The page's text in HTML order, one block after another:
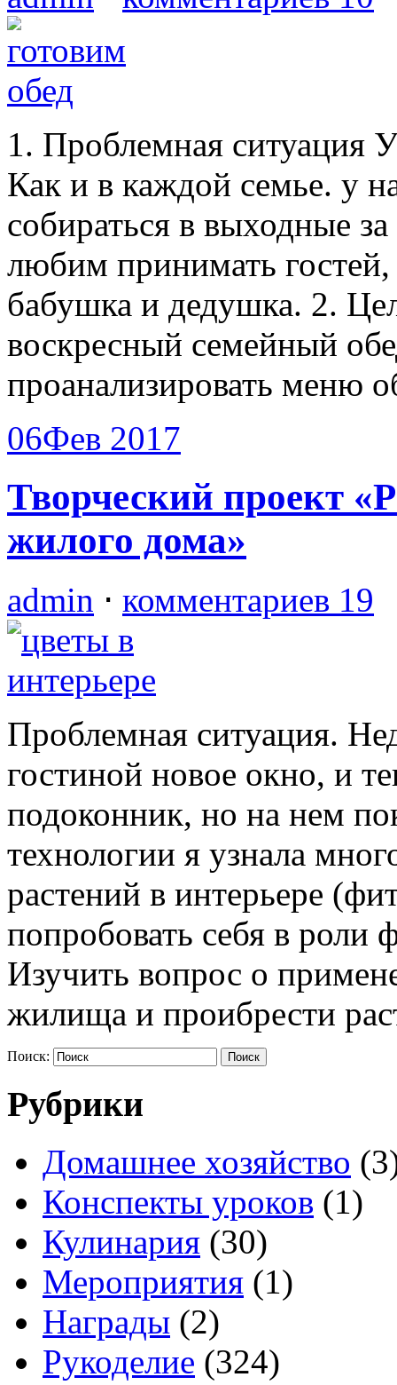
1. Проблемная ситуация
Как и в каждой семье. у
собираться в выходные
любим принимать
бабушка и дедушка. 2.
воскресный семейный
проанализировать меню
06Фев 2017
Творческий проект
жилого дома»
admin ⋅ комментариев 19
Проблемная ситуация.
гостиной новое окно, и
подоконник, но на нем
технологии я узнала
растений в интерьере
попробовать себя в роли
Изучить вопрос о
жилища и проибрести
Поиск:
Рубрики
Домашнее хозяйство
Конспекты уроков (1)
Кулинария (30)
Мероприятия (1)
Награды (2)
Рукоделие (324)